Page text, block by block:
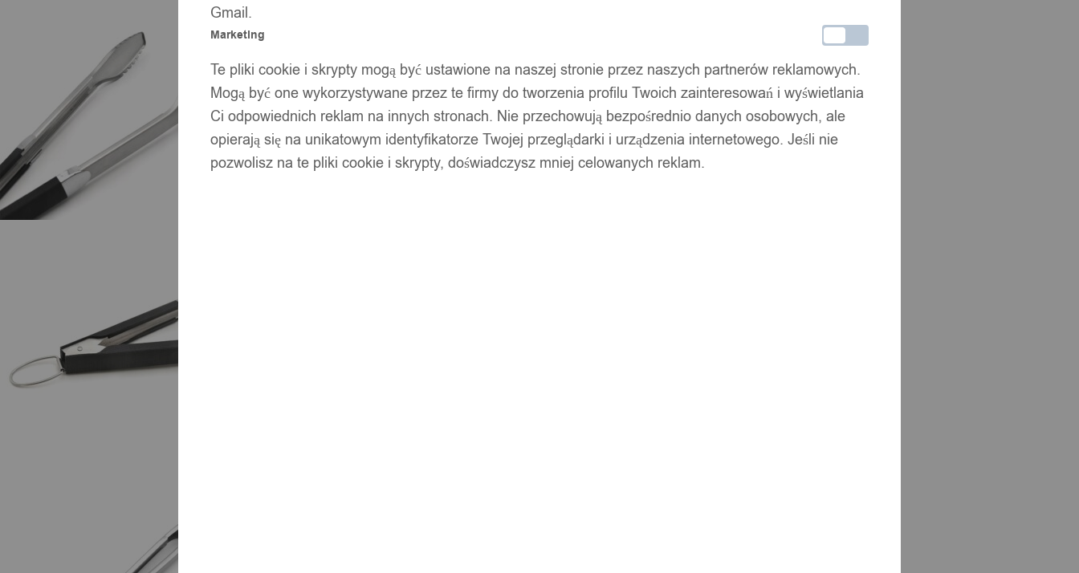
Gmail.
Marketing
Te pliki cookie i skrypty mogą być ustawione na naszej stronie przez naszych partnerów reklamowych.
Mogą być one wykorzystywane przez te firmy do tworzenia profilu Twoich zainteresowań i wyświetlania
Ci odpowiednich reklam na innych stronach. Nie przechowują bezpośrednio danych osobowych, ale
opierają się na unikatowym identyfikatorze Twojej przeglądarki i urządzenia internetowego. Jeśli nie
pozwolisz na te pliki cookie i skrypty, doświadczysz mniej celowanych reklam.